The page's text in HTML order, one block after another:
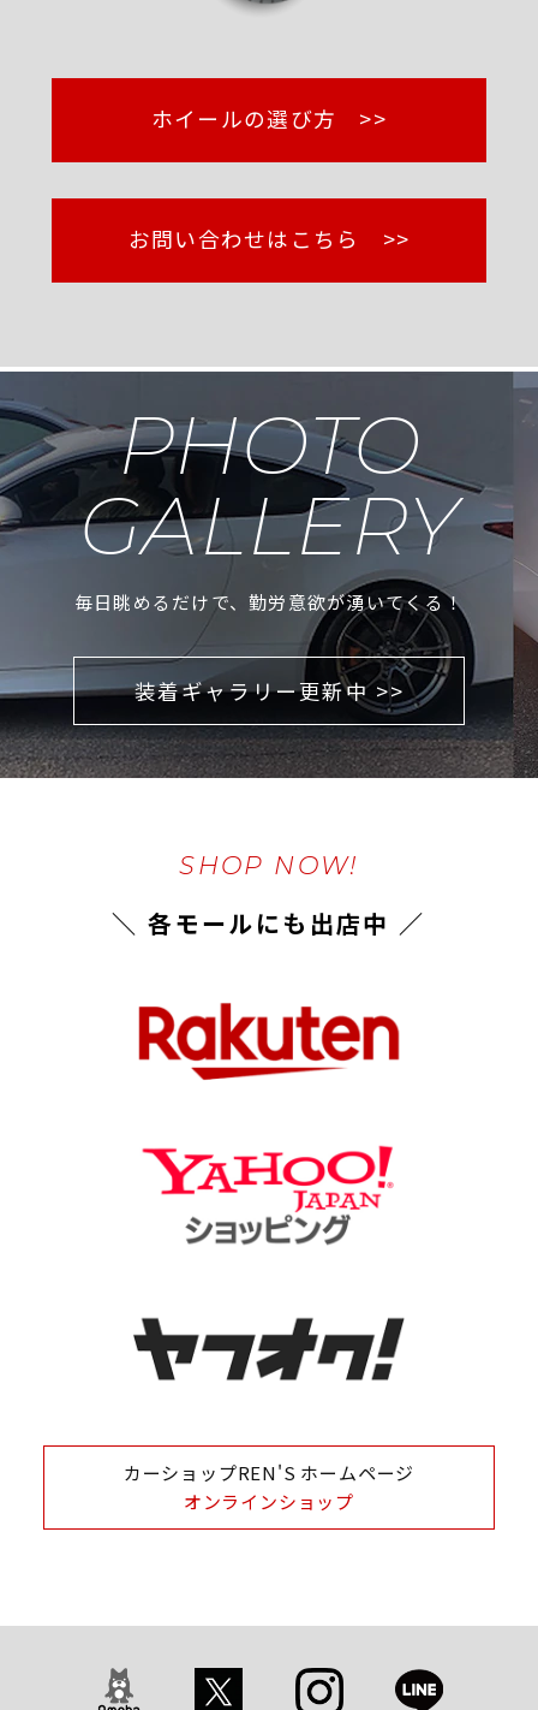
ホイールの選び方 >>
お問い合わせはこちら >>
PHOTO
GALLERY
毎日眺めるだけで、勤労意欲が湧いてくる！
装着ギャラリー更新中 >>
SHOP NOW!
＼ 各モールにも出店中 ／
カーショップREN'S ホームページ
オンラインショップ